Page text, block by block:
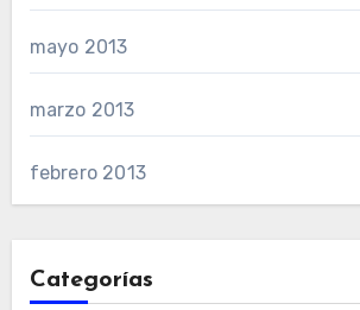
mayo 2013
marzo 2013
febrero 2013
Categorías